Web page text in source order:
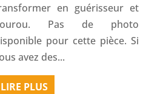
en guérisseur et
Pas de photo
pour cette pièce. Si
avez des...
LIRE PLUS